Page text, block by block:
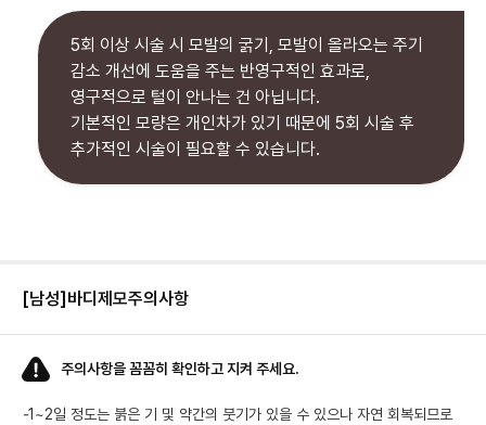
5회 이상 시술 시 모발의 굵기, 모발이 올라오는 주기
감소 개선에 도움을 주는 반영구적인 효과로,
영구적으로 털이 안나는 건 아닙니다.
기본적인 모량은 개인차가 있기 때문에 5회 시술 후
추가적인 시술이 필요할 수 있습니다.
[남성]바디제모주의사항
주의사항을 꼼꼼히 확인하고 지켜 주세요.
-1~2일 정도는 붉은 기 및 약간의 붓기가 있을 수 있으나 자연 회복되므로